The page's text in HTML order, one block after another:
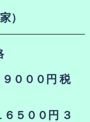
）
０００円 税
５００円 ３